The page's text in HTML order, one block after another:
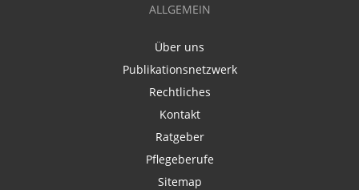
ALLGEMEIN
Über uns
Publikationsnetzwerk
Rechtliches
Kontakt
Ratgeber
Pflegeberufe
Sitemap